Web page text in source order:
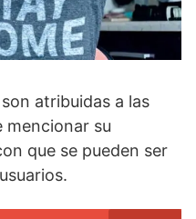
atribuidas a las
mencionar su
que se pueden ser